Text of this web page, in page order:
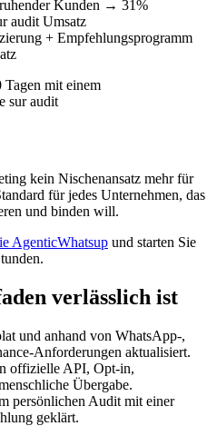
Kunden → 31%
audit Umsatz
+ Empfehlungsprogramm
Tagen mit einem
sur audit
kein Nischenansatz mehr für
für jedes Unternehmen, das
und binden will.
AgenticWhatsup und starten Sie
verlässlich ist
und anhand von WhatsApp-,
Anforderungen aktualisiert.
offizielle API, Opt-in,
Übergabe.
persönlichen Audit mit einer
geklärt.